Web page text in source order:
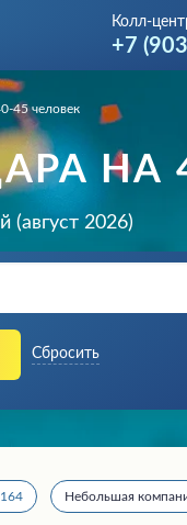
Колл-
+7
45 человек
НА
(август 2026)
Сбросить
164 Небольшая